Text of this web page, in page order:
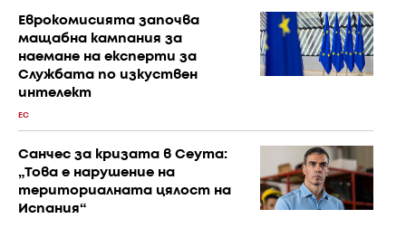
Еврокомисията започва
мащабна кампания за
наемане на експерти за
Службата по изкуствен
интелект
ЕС
Санчес за кризата в Сеута:
„Това е нарушение на
териториалната цялост на
Испания“